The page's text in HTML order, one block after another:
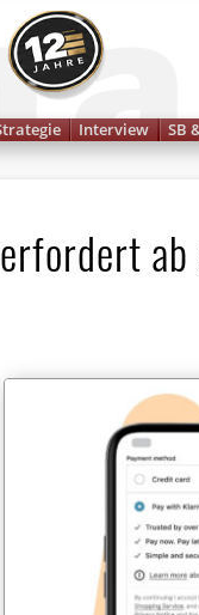
Interview SB